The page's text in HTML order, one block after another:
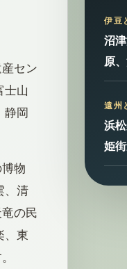
セン
士山
静岡
物
、清
の民
、東
伊豆
沼
原
遠州
浜
姫